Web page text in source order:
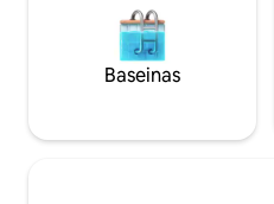
Baseinas